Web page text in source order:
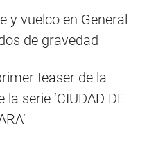
y vuelco en General
de gravedad
teaser de la
serie ‘CIUDAD DE